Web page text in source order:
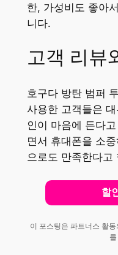
한, 가성비도 좋아
니다.
고객 리뷰
호구다 방탄 범퍼
사용한 고객들은
인이 마음에 든다
면서 휴대폰을 소
으로도 만족한다고
할
이 포스팅은 파트너스 활